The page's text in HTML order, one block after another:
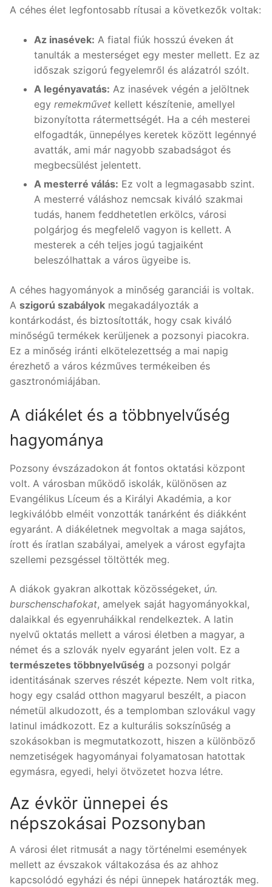
A céhes élet legfontosabb rítusai a következők voltak:
Az inasévek: A fiatal fiúk hosszú éveken át
tanulták a mesterséget egy mester mellett. Ez az
időszak szigorú fegyelemről és alázatról szólt.
A legényavatás: Az inasévek végén a jelöltnek
egy remekművet kellett készítenie, amellyel
bizonyította rátermettségét. Ha a céh mesterei
elfogadták, ünnepélyes keretek között legénnyé
avatták, ami már nagyobb szabadságot és
megbecsülést jelentett.
A mesterré válás: Ez volt a legmagasabb szint.
A mesterré váláshoz nemcsak kiváló szakmai
tudás, hanem feddhetetlen erkölcs, városi
polgárjog és megfelelő vagyon is kellett. A
mesterek a céh teljes jogú tagjaiként
beleszólhattak a város ügyeibe is.
A céhes hagyományok a minőség garanciái is voltak.
A szigorú szabályok megakadályozták a
kontárkodást, és biztosították, hogy csak kiváló
minőségű termékek kerüljenek a pozsonyi piacokra.
Ez a minőség iránti elkötelezettség a mai napig
érezhető a város kézműves termékeiben és
gasztronómiájában.
A diákélet és a többnyelvűség
hagyománya
Pozsony évszázadokon át fontos oktatási központ
volt. A városban működő iskolák, különösen az
Evangélikus Líceum és a Királyi Akadémia, a kor
legkiválóbb elméit vonzották tanárként és diákként
egyaránt. A diákéletnek megvoltak a maga sajátos,
írott és íratlan szabályai, amelyek a várost egyfajta
szellemi pezsgéssel töltötték meg.
A diákok gyakran alkottak közösségeket, ún.
burschenschafokat, amelyek saját hagyományokkal,
dalaikkal és egyenruháikkal rendelkeztek. A latin
nyelvű oktatás mellett a városi életben a magyar, a
német és a szlovák nyelv egyaránt jelen volt. Ez a
természetes többnyelvűség a pozsonyi polgár
identitásának szerves részét képezte. Nem volt ritka,
hogy egy család otthon magyarul beszélt, a piacon
németül alkudozott, és a templomban szlovákul vagy
latinul imádkozott. Ez a kulturális sokszínűség a
szokásokban is megmutatkozott, hiszen a különböző
nemzetiségek hagyományai folyamatosan hatottak
egymásra, egyedi, helyi ötvözetet hozva létre.
Az évkör ünnepei és
népszokásai Pozsonyban
A városi élet ritmusát a nagy történelmi események
mellett az évszakok váltakozása és az ahhoz
kapcsolódó egyházi és népi ünnepek határozták meg.